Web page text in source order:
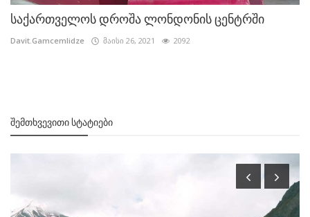
საქართველოს დროშა ლონდონის ცენტრში
Davit.Gamcemlidze მაისი 26, 2021 2092
ᲨᲔᲛᲗᲮᲕᲔᲕᲘᲗᲘ ᲡᲢᲐᲢᲘᲔᲑᲘ